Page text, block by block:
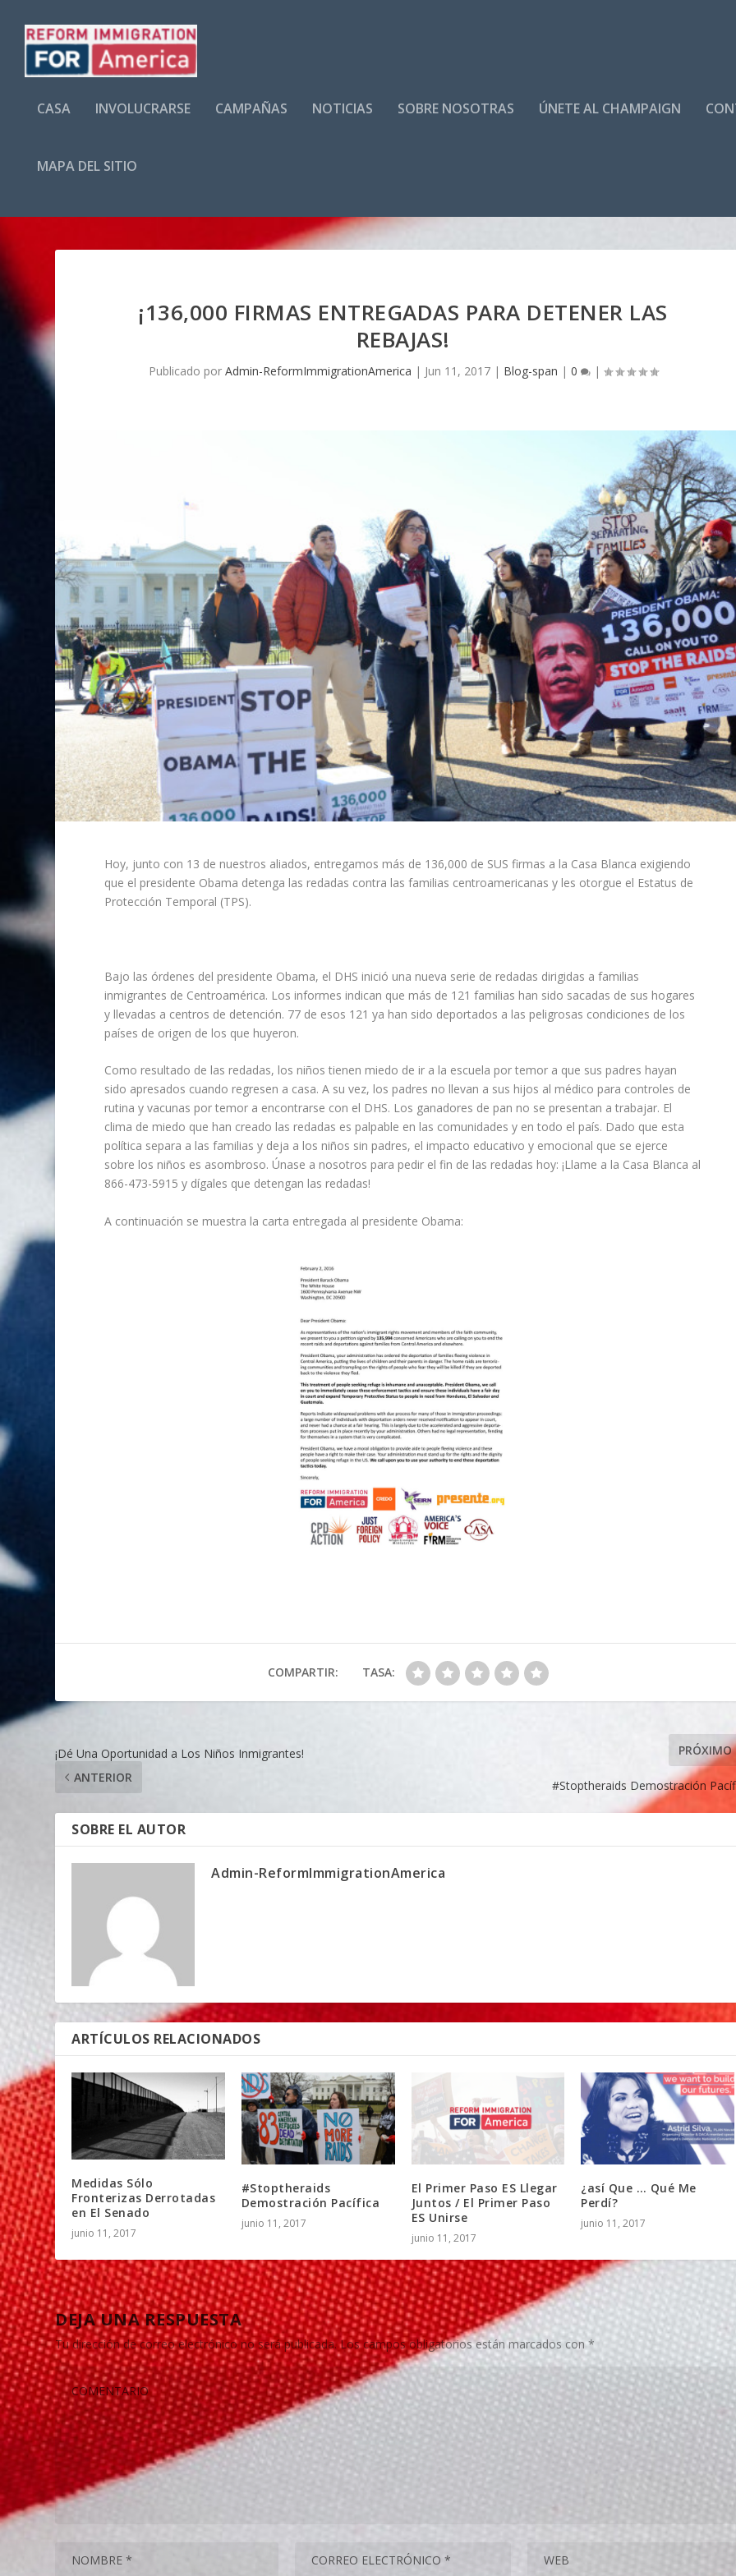
CASA INVOLUCRARSE CAMPAÑAS NOTICIAS SOBRE NOSOTRAS ÚNETE AL CHAMPAIGN
MAPA DEL SITIO
¡136,000 FIRMAS ENTREGADAS PARA DETENER LAS
REBAJAS!
Publicado por Admin-ReformImmigrationAmerica | Jun 11, 2017| Blog-span | 0 |
Hoy, junto con 13 de nuestros aliados, entregamos más de 136,000 de SUS firmas a la Casa Blanca exigiendo
que el presidente Obama detenga las redadas contra las familias centroamericanas y les otorgue el Estatus de
Protección Temporal (TPS).
Bajo las órdenes del presidente Obama, el DHS inició una nueva serie de redadas dirigidas a familias
inmigrantes de Centroamérica. Los informes indican que más de 121 familias han sido sacadas de sus hogares
y llevadas a centros de detención. 77 de esos 121 ya han sido deportados a las peligrosas condiciones de los
países de origen de los que huyeron.
Como resultado de las redadas, los niños tienen miedo de ir a la escuela por temor a que sus padres hayan
sido apresados ​​cuando regresen a casa. A su vez, los padres no llevan a sus hijos al médico para controles de
rutina y vacunas por temor a encontrarse con el DHS. Los ganadores de pan no se presentan a trabajar. El
clima de miedo que han creado las redadas es palpable en las comunidades y en todo el país. Dado que esta
política separa a las familias y deja a los niños sin padres, el impacto educativo y emocional que se ejerce
sobre los niños es asombroso. Únase a nosotros para pedir el fin de las redadas hoy: ¡Llame a la Casa Blanca al
866-473-5915 y dígales que detengan las redadas!
A continuación se muestra la carta entregada al presidente Obama:
COMPARTIR: TASA:
¡Dé Una Oportunidad a Los Niños Inmigrantes!
ANTERIOR
PRÓXIMO
#Stoptheraids Demostración
SOBRE EL AUTOR
Admin-ReformImmigrationAmerica
ARTÍCULOS RELACIONADOS
Medidas Sólo
Fronterizas Derrotadas
en El Senado
junio 11, 2017
#Stoptheraids
Demostración Pacífica
junio 11, 2017
El Primer Paso ES Llegar
Juntos / El Primer Paso
ES Unirse
junio 11, 2017
¿así Que … Qué Me
Perdí?
junio 11, 2017
DEJA UNA RESPUESTA
Tu dirección de correo electrónico no será publicada. Los campos obligatorios están marcados con*